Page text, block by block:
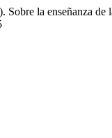
la enseñanza